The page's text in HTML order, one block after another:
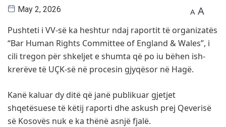
May 2, 2026 A A
Pushteti i VV-së ka heshtur ndaj raportit të organizatës
“Bar Human Rights Committee of England & Wales”, i
cili tregon për shkeljet e shumta që po iu bëhen ish-
krerëve të UÇK-së në procesin gjyqësor në Hagë.
Kanë kaluar dy ditë që janë publikuar gjetjet
shqetësuese të këtij raporti dhe askush prej Qeverisë
së Kosovës nuk e ka thënë asnjë fjalë.